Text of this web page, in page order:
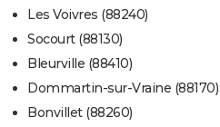
Les Voivres (88240)
Socourt (88130)
Bleurville (88410)
Dommartin-sur-Vraine (88170)
Bonvillet (88260)